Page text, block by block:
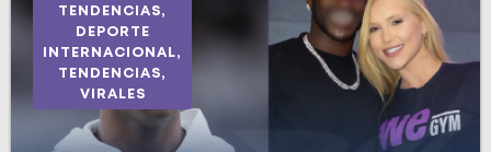
TENDENCIAS,
DEPORTE
INTERNACIONAL,
TENDENCIAS,
VIRALES